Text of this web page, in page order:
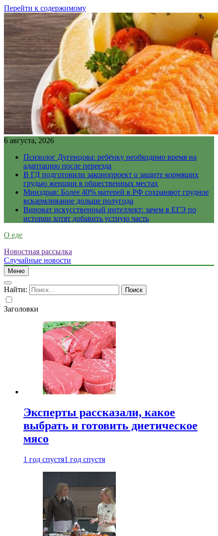
Перейти к содержимому
6 августа, 2026
Психолог Дугенцова: ребёнку необходимо время на
адаптацию после переезда
В ГД подготовили законопроект о защите кормящих
грудью женщин в общественных местах
Минздрав: Более 40% матерей в РФ сохраняют грудное
вскармливание дольше полугода
Виноват искусственный интеллект: зачем в ЕГЭ по
истории хотят добавить устную часть
О еде
Новостная рассылка
Случайные новости
Меню
Найти:
Заголовки
Эксперты рассказали, какое
выбрать и готовить диетическое
мясо
1 год спустя1 год спустя